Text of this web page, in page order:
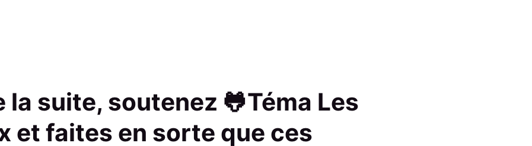
la suite, soutenez 🐸Téma Les
et faites en sorte que ces